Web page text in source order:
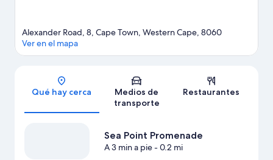
Sección del mapa
Alexander Road, 8, Cape Town, Western Cape, 8060
Ver en el mapa
Qué hay cerca
Medios de
transporte
Restaurantes
Sea Point Promenade
A 3 min a pie- 0.2 mi